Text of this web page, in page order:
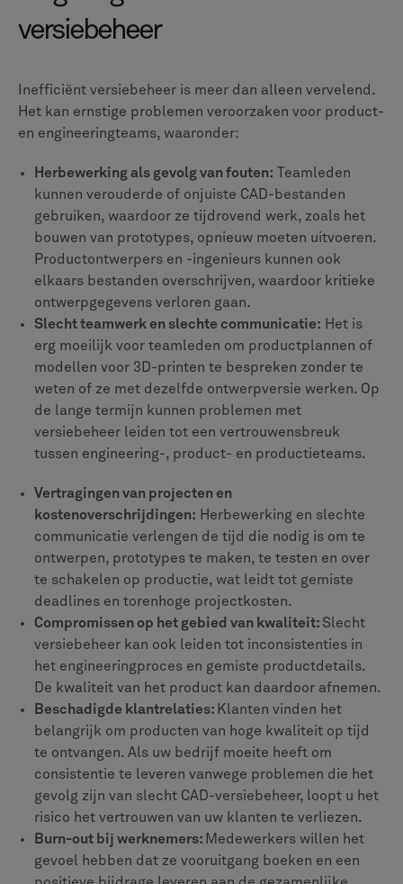
versiebeheer
Inefficiënt versiebeheer is meer dan alleen vervelend.
Het kan ernstige problemen veroorzaken voor product-
en engineeringteams, waaronder:
Herbewerking als gevolg van fouten: Teamleden
kunnen verouderde of onjuiste CAD-bestanden
gebruiken, waardoor ze tijdrovend werk, zoals het
bouwen van prototypes, opnieuw moeten uitvoeren.
Productontwerpers en -ingenieurs kunnen ook
elkaars bestanden overschrijven, waardoor kritieke
ontwerpgegevens verloren gaan.
Slecht teamwerk en slechte communicatie: Het is
erg moeilijk voor teamleden om productplannen of
modellen voor 3D-printen te bespreken zonder te
weten of ze met dezelfde ontwerpversie werken. Op
de lange termijn kunnen problemen met
versiebeheer leiden tot een vertrouwensbreuk
tussen engineering-, product- en productieteams.
Vertragingen van projecten en
kostenoverschrijdingen: Herbewerking en slechte
communicatie verlengen de tijd die nodig is om te
ontwerpen, prototypes te maken, te testen en over
te schakelen op productie, wat leidt tot gemiste
deadlines en torenhoge projectkosten.
Compromissen op het gebied van kwaliteit: Slecht
versiebeheer kan ook leiden tot inconsistenties in
het engineeringproces en gemiste productdetails.
De kwaliteit van het product kan daardoor afnemen.
Beschadigde klantrelaties: Klanten vinden het
belangrijk om producten van hoge kwaliteit op tijd
te ontvangen. Als uw bedrijf moeite heeft om
consistentie te leveren vanwege problemen die het
gevolg zijn van slecht CAD-versiebeheer, loopt u het
risico het vertrouwen van uw klanten te verliezen.
Burn-out bij werknemers: Medewerkers willen het
gevoel hebben dat ze vooruitgang boeken en een